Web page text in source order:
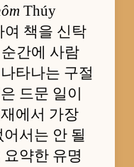
Thúy
여 책을 신탁
간에 사람
타나는 구절
드문 일이
에서 가장
서는 안 될
약한 유명